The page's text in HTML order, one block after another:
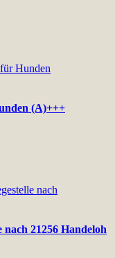
(A)+++
nach 21256 Handeloh